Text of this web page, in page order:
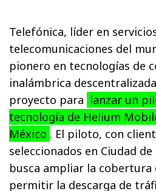
Telefónica, líder en
telecomunicaciones del
pionero en tecnologías de
inalámbrica
proyecto para lanzar un
tecnología de Helium
México . El piloto, con
seleccionados en Ciudad
busca ampliar la cobertura
permitir la descarga de